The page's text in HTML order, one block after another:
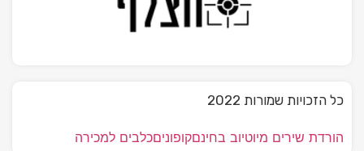
כל הזכויות שמורות 2022
הורדת שירים מיוטיוב בחינםקופוניםכלבים למכירה